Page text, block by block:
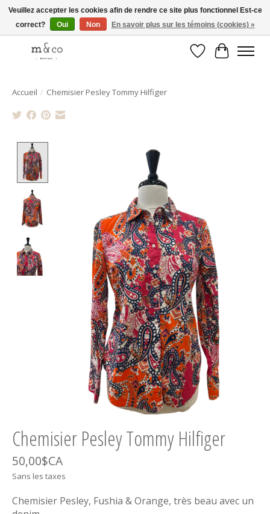
Livraison gratuite avec tout achat de 250$ et plus
Liste dePanier
Accueil / Chemisier Pesley Tommy Hilfiger
Product image slideshow Items
Chemisier Pesley Tommy Hilfiger
50,00$CA
Sans les taxes
Chemisier Pesley, Fushia & Orange, très beau avec un
Veuillez accepter les cookies afin de rendre ce site plus fonctionnel Est-ce
correct?
Oui Non En savoir plus sur les témoins (cookies) »